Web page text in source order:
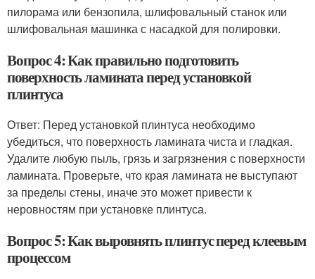
пилорама или бензопила, шлифовальный станок или
шлифовальная машинка с насадкой для полировки.
Вопрос 4: Как правильно подготовить
поверхность ламината перед установкой
плинтуса
Ответ: Перед установкой плинтуса необходимо
убедиться, что поверхность ламината чиста и гладкая.
Удалите любую пыль, грязь и загрязнения с поверхности
ламината. Проверьте, что края ламината не выступают
за пределы стены, иначе это может привести к
неровностям при установке плинтуса.
Вопрос 5: Как выровнять плинтус перед клеевым
процессом